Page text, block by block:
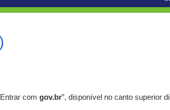
com gov.br”, disponível no canto superior